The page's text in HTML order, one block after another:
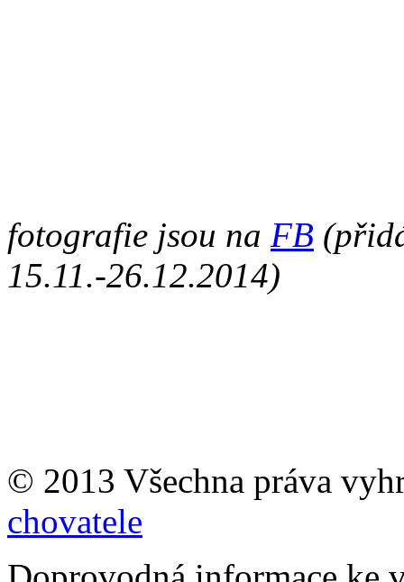
fotografie jsou na FB
15.11.-26.12.2014)
© 2013 Všechna práva
chovatele